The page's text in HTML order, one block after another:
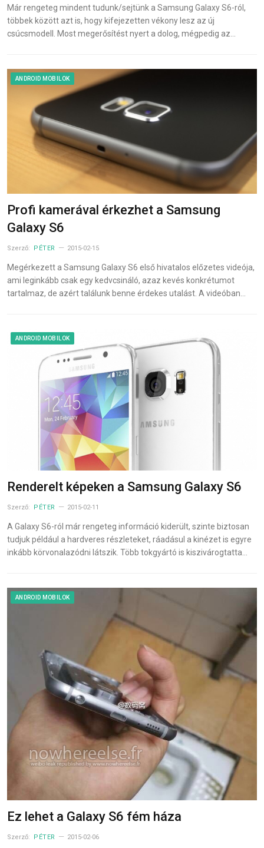
Már rengeteg mindent tudunk/sejtünk a Samsung Galaxy S6-ról,
többek között azt is, hogy kifejezetten vékony lesz az új
csúcsmodell. Most megerősítést nyert a dolog, mégpedig az…
ANDROID MOBILOK
Profi kamerával érkezhet a Samsung
Galaxy S6
Szerző: PÉTER 2015-02-15
Megérkezett a Samsung Galaxy S6 első hivatalos előzetes videója,
ami leginkább csak egy kedvcsináló, azaz kevés konkrétumot
tartalmaz, de azért találunk benne érdekes utalást. A videóban…
ANDROID MOBILOK
Renderelt képeken a Samsung Galaxy S6
Szerző: PÉTER 2015-02-11
A Galaxy S6-ról már rengeteg információ kiderült, szinte biztosan
tudjuk például a hardveres részleteket, ráadásul a kinézet is egyre
inkább körvonalazódni látszik. Több tokgyártó is kiszivárogtatta…
ANDROID MOBILOK
Ez lehet a Galaxy S6 fém háza
Szerző: PÉTER 2015-02-06